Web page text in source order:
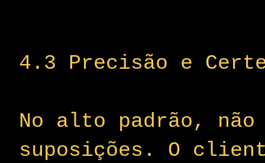
4.3 Precisão e
No alto padrão, não
suposições. O